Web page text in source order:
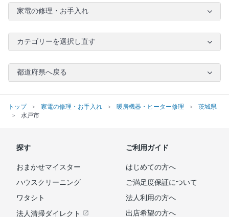
家電の修理・お手入れ
カテゴリーを選択し直す
都道府県へ戻る
トップ 家電の修理・お手入れ 暖房機器・ヒーター修理
茨城県
水戸市
探す
おまかせマイスター
ハウスクリーニング
ワタシト
法人清掃ダイレクト
ご利用ガイド
はじめての方へ
ご満足度保証について
法人利用の方へ
出店希望の方へ